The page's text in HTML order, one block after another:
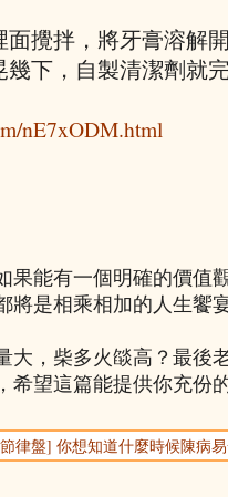
面攪拌，將牙膏溶解
幾下，自製清潔劑就
nE7xODM.html
果能有一個明確的價值
將是相乘相加的人生饗
大，柴多火燄高？最後
希望這篇能提供你充份
律盤] 你想知道什麼時候陳病